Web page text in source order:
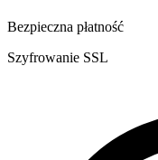
Bezpieczna płatność
Szyfrowanie SSL